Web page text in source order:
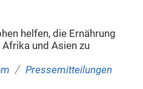
helfen, die Ernährung
und Asien zu
/ Pressemitteilungen